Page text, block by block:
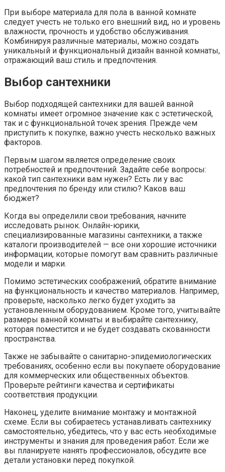
При выборе материала для пола в ванной комнате
следует учесть не только его внешний вид, но и уровень
влажности, прочность и удобство обслуживания.
Комбинируя различные материалы, можно создать
уникальный и функциональный дизайн ванной комнаты,
отражающий ваш стиль и предпочтения.
Выбор сантехники
Выбор подходящей сантехники для вашей ванной
комнаты имеет огромное значение как с эстетической,
так и с функциональной точек зрения. Прежде чем
приступить к покупке, важно учесть несколько важных
факторов.
Первым шагом является определение своих
потребностей и предпочтений. Задайте себе вопросы:
какой тип сантехники вам нужен? Есть ли у вас
предпочтения по бренду или стилю? Каков ваш
бюджет?
Когда вы определили свои требования, начните
исследовать рынок. Онлайн-юрики,
специализированные магазины сантехники, а также
каталоги производителей — все они хорошие источники
информации, которые помогут вам сравнить различные
модели и марки.
Помимо эстетических соображений, обратите внимание
на функциональность и качество материалов. Например,
проверьте, насколько легко будет уходить за
установленным оборудованием. Кроме того, учитывайте
размеры ванной комнаты и выбирайте сантехнику,
которая поместится и не будет создавать скованности
пространства.
Также не забывайте о санитарно-эпидемиологических
требованиях, особенно если вы покупаете оборудование
для коммерческих или общественных объектов.
Проверьте рейтинги качества и сертификаты
соответствия продукции.
Наконец, уделите внимание монтажу и монтажной
схеме. Если вы собираетесь устанавливать сантехнику
самостоятельно, убедитесь, что у вас есть необходимые
инструменты и знания для проведения работ. Если же
вы планируете нанять профессионалов, обсудите все
детали установки перед покупкой.